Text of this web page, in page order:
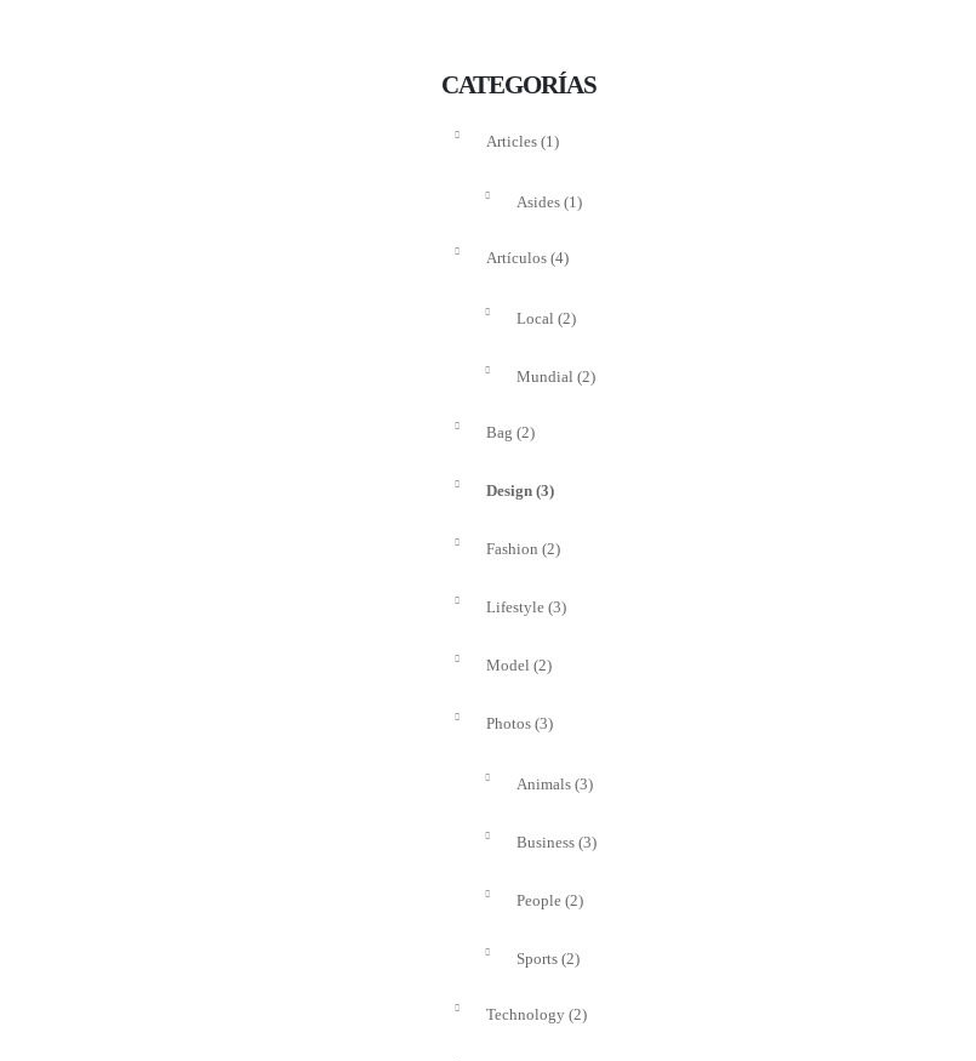
CATEGORÍAS
Articles (1)
Asides (1)
Artículos (4)
Local (2)
Mundial (2)
Bag (2)
Design (3)
Fashion (2)
Lifestyle (3)
Model (2)
Photos (3)
Animals (3)
Business (3)
People (2)
Sports (2)
Technology (2)